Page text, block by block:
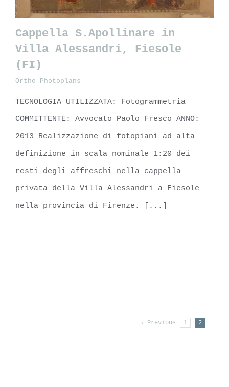
Cappella S.Apollinare in Villa
Alessandri, Fiesole (FI)
Cappella S.Apollinare in
Villa Alessandri, Fiesole
(FI)
Ortho-Photoplans
TECNOLOGIA UTILIZZATA: Fotogrammetria
COMMITTENTE: Avvocato Paolo Fresco ANNO:
2013 Realizzazione di fotopiani ad alta
definizione in scala nominale 1:20 dei
resti degli affreschi nella cappella
privata della Villa Alessandri a Fiesole
nella provincia di Firenze. [...]
Previous 1 2